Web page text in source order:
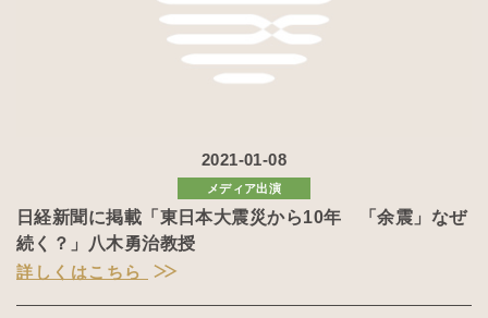
2021-01-08
メディア出演
日経新聞に掲載「東日本大震災から10年 「余震」なぜ
続く？」八木勇治教授
詳しくはこちら